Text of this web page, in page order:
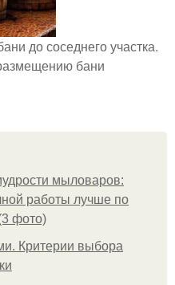
до соседнего участка.
бани
мыловаров:
работы лучше по
фото)
Критерии выбора